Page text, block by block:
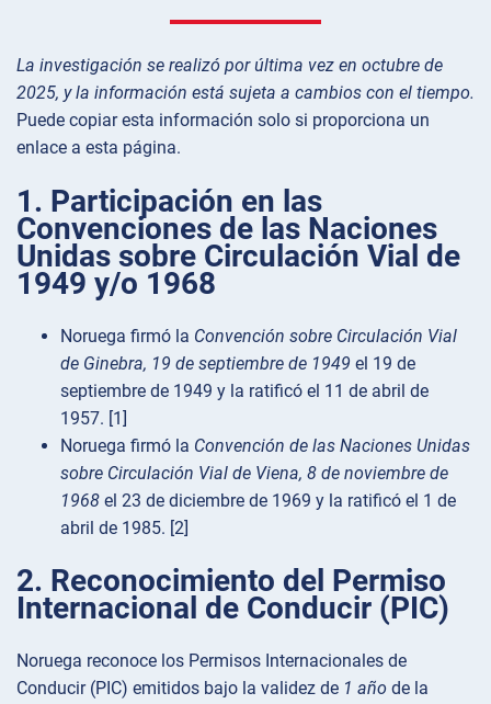
La investigación se realizó por última vez en octubre de
2025, y la información está sujeta a cambios con el tiempo.
Puede copiar esta información solo si proporciona un
enlace a esta página.
1. Participación en las
Convenciones de las Naciones
Unidas sobre Circulación Vial de
1949 y/o 1968
Noruega firmó la Convención sobre Circulación Vial
de Ginebra, 19 de septiembre de 1949 el 19 de
septiembre de 1949 y la ratificó el 11 de abril de
1957. [1]
Noruega firmó la Convención de las Naciones Unidas
sobre Circulación Vial de Viena, 8 de noviembre de
1968 el 23 de diciembre de 1969 y la ratificó el 1 de
abril de 1985. [2]
2. Reconocimiento del Permiso
Internacional de Conducir (PIC)
Noruega reconoce los Permisos Internacionales de
Conducir (PIC) emitidos bajo la validez de 1 año de la